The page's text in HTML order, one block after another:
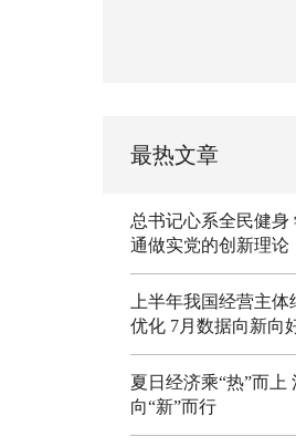
最热文章
总书记心系全民健身
通做实党的创新理论
上半年我国经营主
优化 7月数据向新向
夏日经济乘“热”而上
向“新”而行